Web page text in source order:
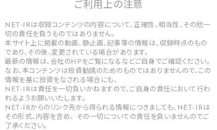
ご利用上の注意
NET-IRは収録コンテンツの内容について、正確性、相当性、その他一
切の責任を負うものではありません。
本サイト上に掲載の動画、静止画、記事等の情報は、収録時点のもの
であり、その後、変更されている場合があります。
最新の情報は、会社のHPをご覧になるなどご自身でご確認ください。
なお、本コンテンツは投資勧誘のためのものではありませんので、この
情報を基に投資をなされる場合にも、
NET-IRは責任を一切負いかねますので、ご自身の責任において行わ
れるようお願いいたします。
NET-IRからのリンク先から得られる情報につきましても、NET-IRは
その形式、内容を含め、 その一切についての責任を負いませんのでご
了承ください。